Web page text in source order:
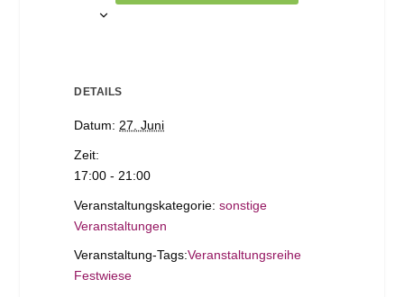
DETAILS
Datum: 27. Juni
Zeit:
17:00 - 21:00
Veranstaltungskategorie: sonstige
Veranstaltungen
Veranstaltung-Tags:Veranstaltungsreihe
Festwiese